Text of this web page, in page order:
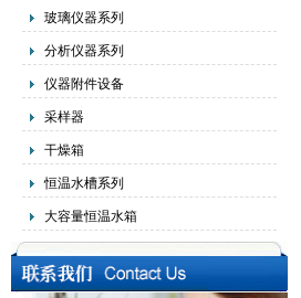
玻璃仪器系列
分析仪器系列
仪器附件设备
采样器
干燥箱
恒温水槽系列
大容量恒温水箱